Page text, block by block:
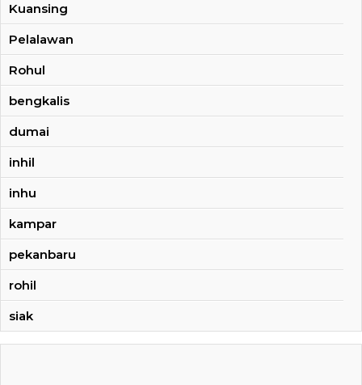
Kuansing
Pelalawan
Rohul
bengkalis
dumai
inhil
inhu
kampar
pekanbaru
rohil
siak